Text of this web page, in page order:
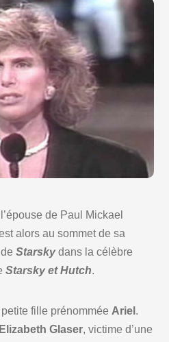
de Paul Mickael
alors au sommet de sa
deStarskydans la célèbre
Starsky et Hutch.
fille prénomméeAriel .
Elizabeth Glaser, victime d’une